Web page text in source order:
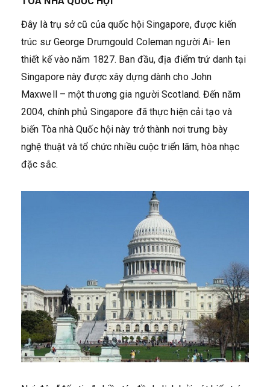
Đây là trụ sở cũ của quốc hội Singapore, được kiến
trúc sư George Drumgould Coleman người Ai- len
thiết kế vào năm 1827. Ban đầu, địa điểm trứ danh tại
Singapore này được xây dựng dành cho John
Maxwell – một thương gia người Scotland. Đến năm
2004, chính phủ Singapore đã thực hiện cải tạo và
biến Tòa nhà Quốc hội này trở thành nơi trưng bày
nghệ thuật và tổ chức nhiều cuộc triển lãm, hòa nhạc
đặc sắc.